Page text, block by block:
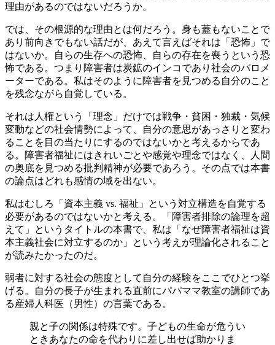
理由があるのではないだろうか。
では、その根源的な理由とは何だろう。身も蓋もないことで
あり前向きでもない話だが、あえて言えばそれは「恐怖」で
はないか。自らの生存への恐怖、自らの存在を喪うという恐
怖である。つまり障害者は炭鉱のインコであり社会のバロメ
ーターである。私はそのように障害者を見つめる自分のこと
を残念ながら自覚している。
それは人権という「理念」だけでは戦争・貧困・独裁・気候
変動などの社会情勢によって、自分の意思があっさりと変わ
ることを目の当たりにするのではないかと考えるからであ
る。障害者福祉にはきれいごとや感覚や理念ではなく、人間
の奥底を見つめる批判精神が必要であろう。その点では本書
の論点はどれも感情の域を出ない。
私はむしろ「資本主義 vs. 福祉」という対立構造を自覚する
必要があるのではないかと考える。「障害者排除の論理を超
えて」というタイトルの本書で、私は「なぜ障害者福祉は資
本主義社会に対立するのか」という考えが理論化されること
が読みたかったのだ。
弱者に対する社会の態度として自分の経験をここでひとつ挙
げる。自分の長子が生まれる直前にパパママ教室の講師であ
る産婦人科医（男性）の言葉である。
親と子の関係は特殊です。子どもの生命が危うい
ときあなたの命を代わりに差し出せば助かりま